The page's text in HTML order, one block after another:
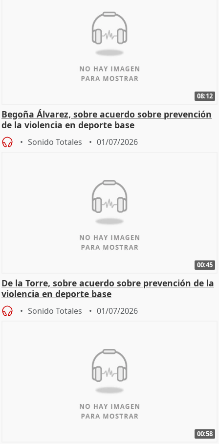
08:12
Begoña Álvarez, sobre acuerdo sobre prevención
de la violencia en deporte base
Sonido Totales 01/07/2026
00:45
De la Torre, sobre acuerdo sobre prevención de la
violencia en deporte base
Sonido Totales 01/07/2026
00:58